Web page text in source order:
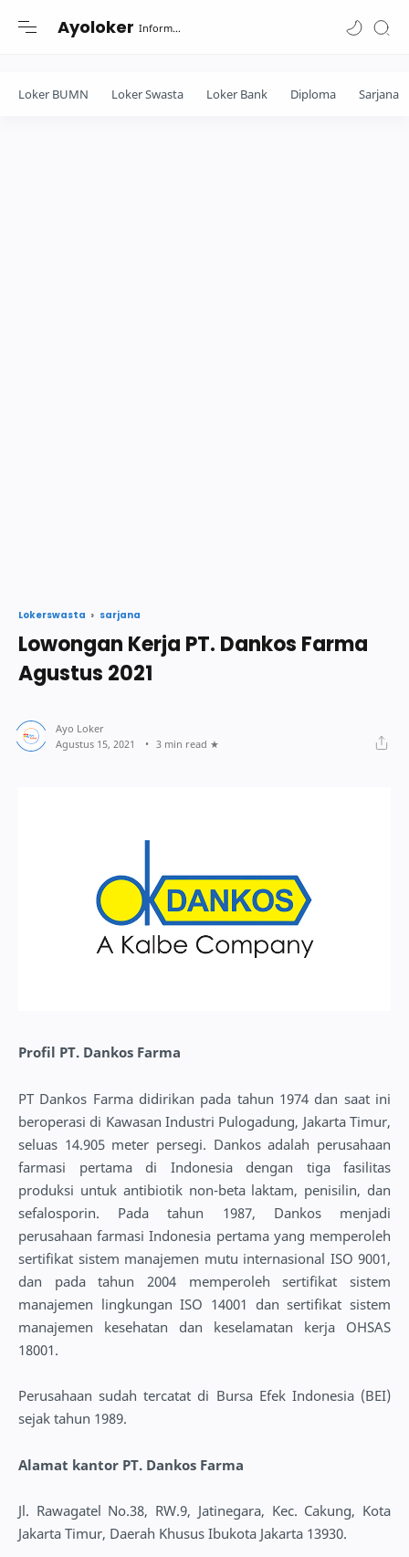
Ayoloker Informasi lowongan khusus Fresh Graduate lulusan Diploma-Sarjana....
Loker BUMN Loker Swasta Loker Bank Diploma Sarjana
Lokerswasta sarjana
Lowongan Kerja PT. Dankos Farma
Agustus 2021
3 min read
Profil PT. Dankos Farma
PT Dankos Farma didirikan pada tahun 1974 dan saat ini
beroperasi di Kawasan Industri Pulogadung, Jakarta Timur,
seluas 14.905 meter persegi. Dankos adalah perusahaan
farmasi pertama di Indonesia dengan tiga fasilitas
produksi untuk antibiotik non-beta laktam, penisilin, dan
sefalosporin. Pada tahun 1987, Dankos menjadi
perusahaan farmasi Indonesia pertama yang memperoleh
sertifikat sistem manajemen mutu internasional ISO 9001,
dan pada tahun 2004 memperoleh sertifikat sistem
manajemen lingkungan ISO 14001 dan sertifikat sistem
manajemen kesehatan dan keselamatan kerja OHSAS
18001.
Perusahaan sudah tercatat di Bursa Efek Indonesia (BEI)
sejak tahun 1989.
Alamat kantor PT. Dankos Farma
Jl. Rawagatel No.38, RW.9, Jatinegara, Kec. Cakung, Kota
Jakarta Timur, Daerah Khusus Ibukota Jakarta 13930.